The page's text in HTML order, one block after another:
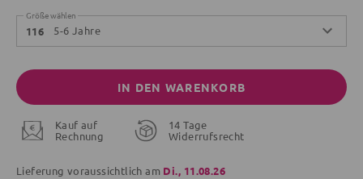
Größe wählen
116 5-6 Jahre
IN DEN WARENKORB
Kauf auf
Rechnung
14 Tage
Widerrufsrecht
Lieferung voraussichtlich am Di., 11.08.26